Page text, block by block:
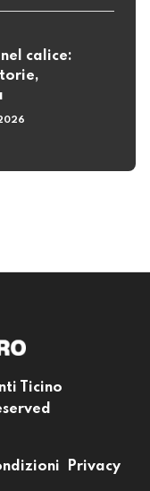
calice:
Ticino
Privacy